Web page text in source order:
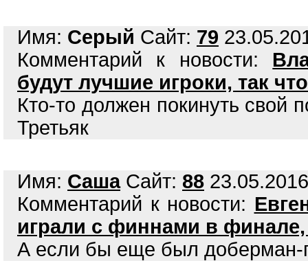
Имя: Серый Сайт: 79
Комментарий к новости:
будут лучшие игроки, так
Кто-то должен покинуть свой
Третьяк
Имя: СашаСайт: 88
Комментарий к новости:
играли с финнами в
А если бы еще был доберман-